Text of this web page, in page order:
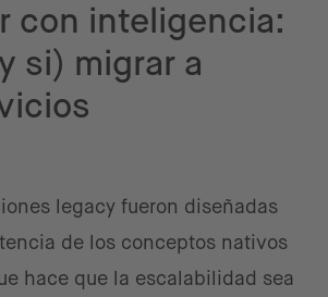
con inteligencia:
si) migrar a
legacy fueron diseñadas
de los conceptos nativos
hace que la escalabilidad sea